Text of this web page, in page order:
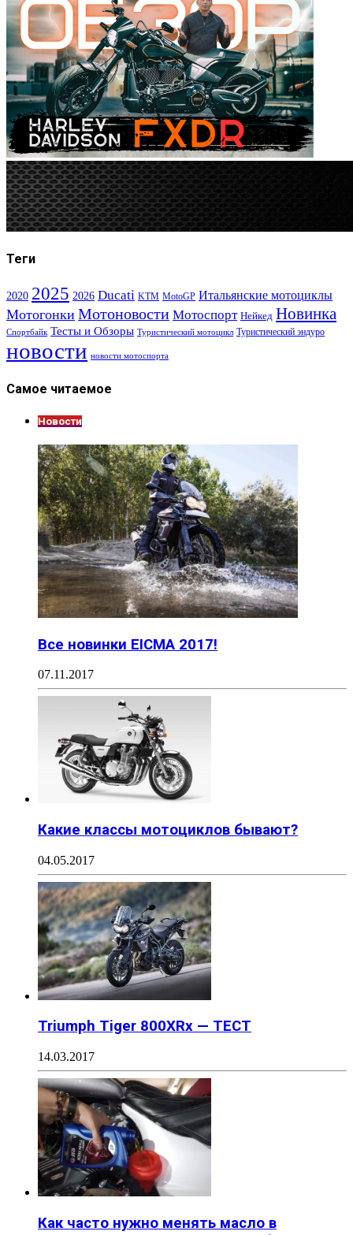
Теги
2020 2025 2026 Ducati KTM MotoGP Итальянские мотоциклы
Мотогонки Мотоновости Мотоспорт Нейкед Новинка
Спортбайк Тесты и Обзоры Туристический мотоцикл Туристический эндуро
новости новости мотоспорта
Самое читаемое
Новости
Все новинки EICMA 2017!
07.11.2017
Какие классы мотоциклов бывают?
04.05.2017
Triumph Tiger 800XRx — ТЕСТ
14.03.2017
Как часто нужно менять масло в